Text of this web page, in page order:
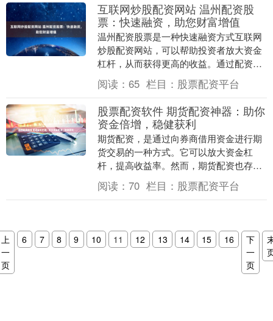
互联网炒股配资网站 温州配资股
票：快速融资，助您财富增值
温州配资股票是一种快速融资方式互联网
炒股配资网站，可以帮助投资者放大资金
杠杆，从而获得更高的收益。通过配资，
投资者可以以较小的自有资金撬动更大的
资金量，从而提高....
阅读： 65 栏目： 股票配资平台
股票配资软件 期货配资神器：助你
资金倍增，稳健获利
期货配资，是通过向券商借用资金进行期
货交易的一种方式。它可以放大资金杠
杆，提高收益率。然而，期货配资也存在
一定的风险。 1. 杠杆效应：股票配资可以
通过借入资金....
阅读： 70 栏目： 股票配资平台
上
一
页
6 7 8 9 10 11 12 13 14 15 16
下
一
页